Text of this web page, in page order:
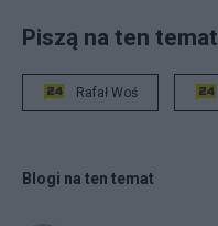
Piszą na ten temat
Rafał Woś
Blogi na ten temat